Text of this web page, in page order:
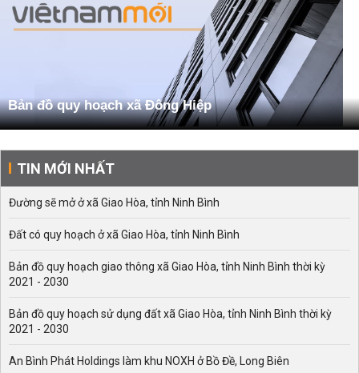
Bản đồ quy hoạch xã Đông Hiệp
TIN MỚI NHẤT
Đường sẽ mở ở xã Giao Hòa, tỉnh Ninh Bình
Đất có quy hoạch ở xã Giao Hòa, tỉnh Ninh Bình
Bản đồ quy hoạch giao thông xã Giao Hòa, tỉnh Ninh Bình thời kỳ
2021 - 2030
Bản đồ quy hoạch sử dụng đất xã Giao Hòa, tỉnh Ninh Bình thời kỳ
2021 - 2030
An Bình Phát Holdings làm khu NOXH ở Bồ Đề, Long Biên